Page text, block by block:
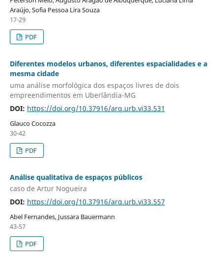
Araújo, Sofia Pessoa Lira Souza
17-29
PDF
Diferentes modelos urbanos, diferentes espacialidades e a
mesma cidade
uma análise morfológica dos espaços livres de dois
empreendimentos em Uberlândia-MG
DOI: https://doi.org/10.37916/arq.urb.vi33.531
Glauco Cocozza
30-42
PDF
Análise qualitativa de espaços públicos
caso de Artur Nogueira
DOI: https://doi.org/10.37916/arq.urb.vi33.557
Abel Fernandes, Jussara Bauermann
43-57
PDF